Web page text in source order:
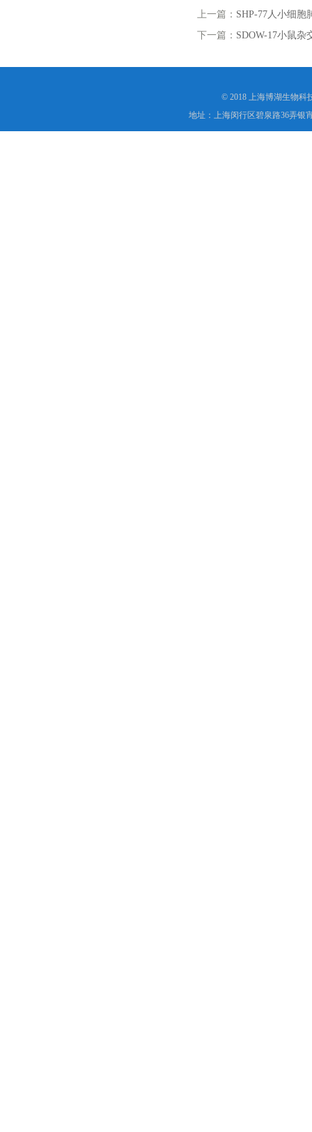
上一篇： SHP-77人小细胞
下一篇： SDOW-17小鼠杂
© 2018 上海博湖生物科
地址：上海闵行区碧泉路36弄银